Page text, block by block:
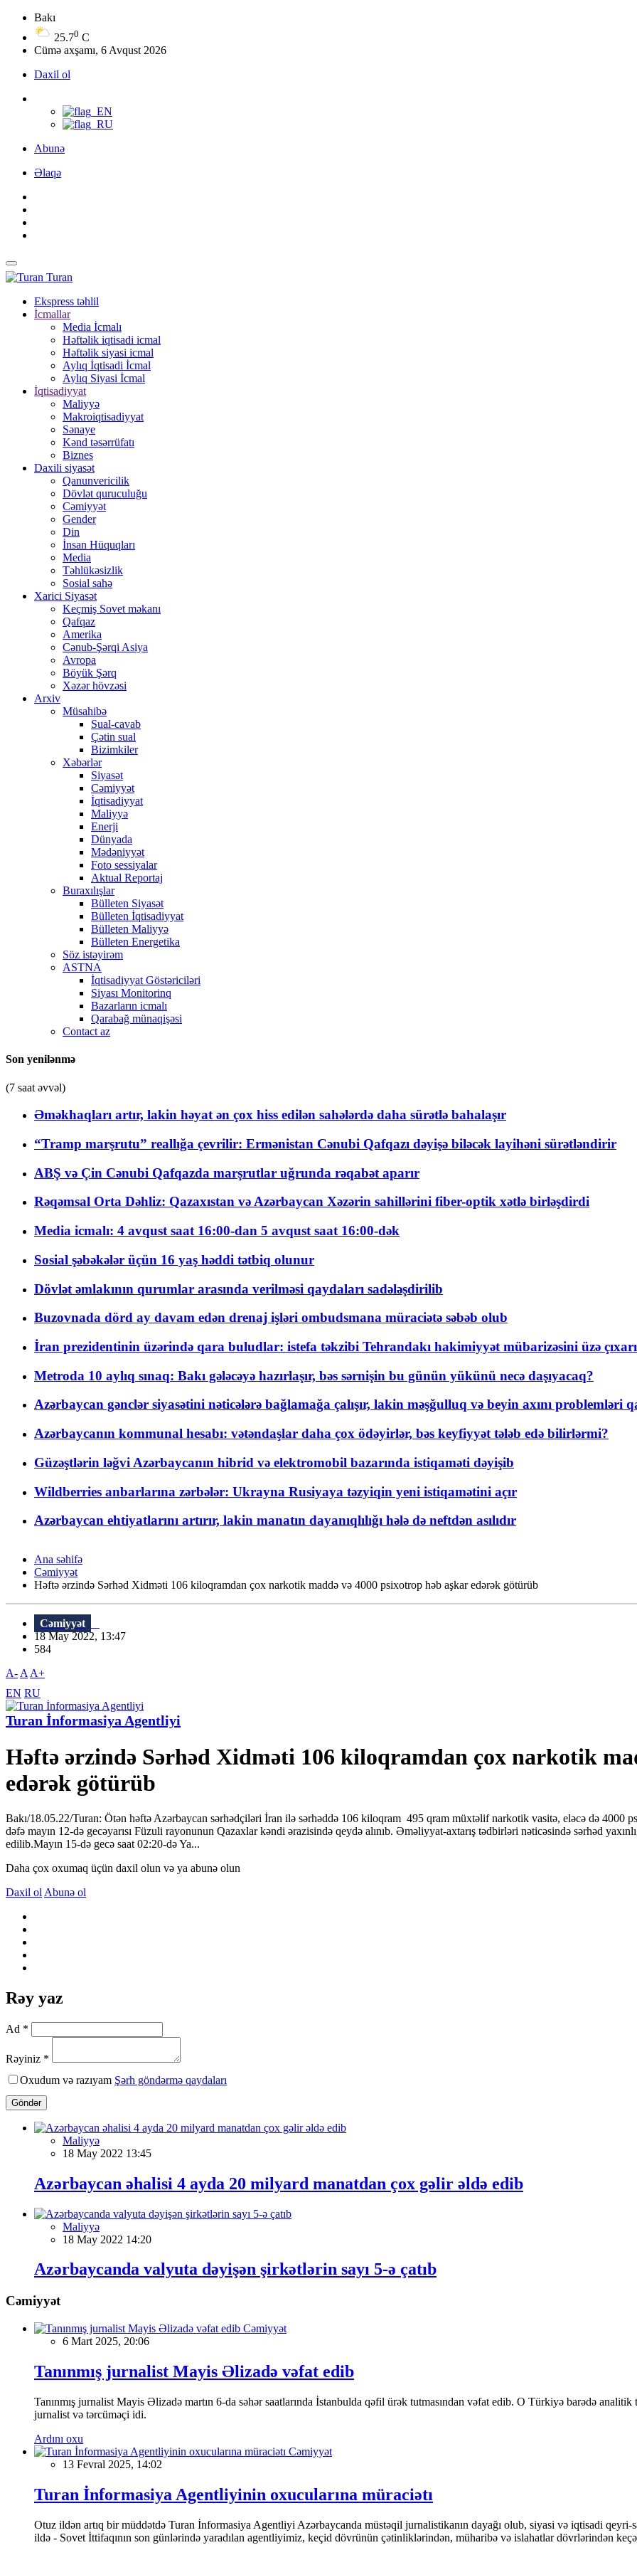
Bakı
25.70 C
Cümə axşamı, 6 Avqust 2026
Daxil ol
Abunə
Əlaqə
Turan
Ekspress təhlil
İcmallar
Media İcmalı
Həftəlik iqtisadi icmal
Həftəlik siyasi icmal
Aylıq İqtisadi İcmal
Aylıq Siyasi İcmal
İqtisadiyyat
Maliyyə
Makroiqtisadiyyat
Sənaye
Kənd təsərrüfatı
Biznes
Daxili siyasət
Qanunvericilik
Dövlət quruculuğu
Cəmiyyət
Gender
Din
İnsan Hüquqları
Media
Təhlükəsizlik
Sosial sahə
Xarici Siyasət
Keçmiş Sovet məkanı
Qafqaz
Amerika
Cənub-Şərqi Asiya
Avropa
Böyük Şərq
Xəzər hövzəsi
Arxiv
Müsahibə
Sual-cavab
Çətin sual
Bizimkiler
Xəbərlər
Siyasət
Cəmiyyət
İqtisadiyyat
Maliyyə
Enerji
Dünyada
Mədəniyyət
Foto sessiyalar
Aktual Reportaj
Buraxılışlar
Bülleten Siyasət
Bülleten İqtisadiyyat
Bülleten Maliyyə
Bülleten Energetika
Söz istəyirəm
ASTNA
İqtisadiyyat Göstəriciləri
Siyası Monitorinq
Bazarların icmalı
Qarabağ münaqişəsi
Contact az
Son yenilənmə
(7 saat əvvəl)
Əməkhaqları artır, lakin həyat ən çox hiss edilən sahələrdə daha sürətlə bahalaşır
“Tramp marşrutu” reallığa çevrilir: Ermənistan Cənubi Qafqazı dəyişə biləcək layihəni sürətləndirir
ABŞ və Çin Cənubi Qafqazda marşrutlar uğrunda rəqabət aparır
Rəqəmsal Orta Dəhliz: Qazaxıstan və Azərbaycan Xəzərin sahillərini fiber-optik xətlə birləşdirdi
Media icmalı: 4 avqust saat 16:00-dan 5 avqust saat 16:00-dək
Sosial şəbəkələr üçün 16 yaş həddi tətbiq olunur
Dövlət əmlakının qurumlar arasında verilməsi qaydaları sadələşdirilib
Buzovnada dörd ay davam edən drenaj işləri ombudsmana müraciətə səbəb olub
İran prezidentinin üzərində qara buludlar: istefa təkzibi Tehrandakı hakimiyyət mübarizəsini üzə
Metroda 10 aylıq sınaq: Bakı gələcəyə hazırlaşır, bəs sərnişin bu günün yükünü necə daşıyacaq?
Azərbaycan gənclər siyasətini nəticələrə bağlamağa çalışır, lakin məşğulluq və beyin axını problemləri
Azərbaycanın kommunal hesabı: vətəndaşlar daha çox ödəyirlər, bəs keyfiyyət tələb edə bilirlərmi?
Güzəştlərin ləğvi Azərbaycanın hibrid və elektromobil bazarında istiqaməti dəyişib
Wildberries anbarlarına zərbələr: Ukrayna Rusiyaya təzyiqin yeni istiqamətini açır
Azərbaycan ehtiyatlarını artırır, lakin manatın dayanıqlılığı hələ də neftdən asılıdır
Ana səhifə
Cəmiyyət
Həftə ərzində Sərhəd Xidməti 106 kiloqramdan çox narkotik maddə və 4000 psixotrop həb aşkar edərək götürüb
Cəmiyyət
18 May 2022, 13:47
584
A- A A+
EN RU
Turan İnformasiya Agentliyi
Həftə ərzində Sərhəd Xidməti 106 kiloqramdan çox narkotik
edərək götürüb
Bakı/18.05.22/Turan: Ötən həftə Azərbaycan sərhədçiləri İran ilə sərhəddə 106 kiloqram 495 qram müxtəlif narkotik vasitə, eləcə də 4000
dəfə mayın 12-də gecəyarısı Füzuli rayonunun Qazaxlar kəndi ərazisində qeydə alınıb. Əməliyyat-axtarış tədbirləri nəticəsində sərhəd
edilib.Mayın 15-də gecə saat 02:20-də Ya...
Daha çox oxumaq üçün daxil olun və ya abunə olun
Daxil ol Abunə ol
Rəy yaz
Ad *
Rəyiniz *
Oxudum və razıyam Şərh göndərmə qaydaları
Göndər
Maliyyə
18 May 2022 13:45
Azərbaycan əhalisi 4 ayda 20 milyard manatdan çox gəlir əldə edib
Maliyyə
18 May 2022 14:20
Azərbaycanda valyuta dəyişən şirkətlərin sayı 5-ə çatıb
Cəmiyyət
Cəmiyyət
6 Mart 2025, 20:06
Tanınmış jurnalist Mayis Əlizadə vəfat edib
Tanınmış jurnalist Mayis Əlizadə martın 6-da səhər saatlarında İstanbulda qəfil ürək tutmasından vəfat edib. O Türkiyə barədə
jurnalist və tərcüməçi idi.
Ardını oxu
Cəmiyyət
13 Fevral 2025, 14:02
Turan İnformasiya Agentliyinin oxucularına müraciətı
Otuz ildən artıq bir müddətdə Turan İnformasiya Agentliyi Azərbaycanda müstəqil jurnalistikanın dayağı olub, siyasi və iqtisadi
ildə - Sovet İttifaqının son günlərində yaradılan agentliyimiz, keçid dövrünün çətinliklərindən, müharibə və islahatlar dövrlərindən